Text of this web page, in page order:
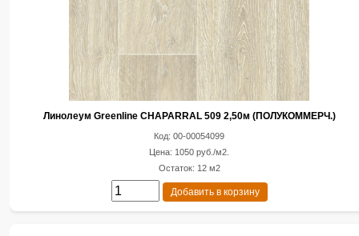
Линолеум Greenline CHAPARRAL 509 2,50м (ПОЛУКОММЕРЧ.)
Код: 00-00054099
Цена: 1050 руб./м2.
Остаток: 12 м2
Добавить в корзину